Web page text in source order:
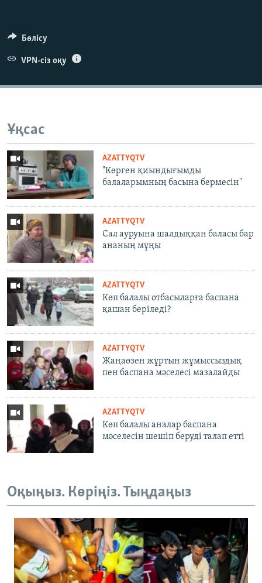
Бөлісу
VPN-сіз оқу
Ұқсас
AZATTYQTV
"Көрген қиындығымды
балаларымның басына бермесін"
AZATTYQTV
Сал ауруына шалдыққан баласы бар
ананың мұңы
AZATTYQTV
Көп балалы отбасыларға баспана
қашан беріледі?
AZATTYQTV
Жаңаөзен жұртын жұмыссыздық
пен баспана мәселесі мазалайды
AZATTYQTV
Көп балалы аналар баспана
мәселесін шешіп беруді талап етті
Оқыңыз. Көріңіз. Тыңдаңыз